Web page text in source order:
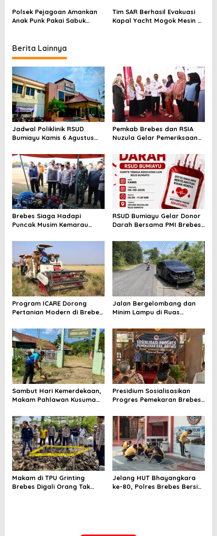
n
Operasi SAR
Persatuan
Polsek Pejagoan Amankan
Anak Punk Pakai Sabuk
Tim SAR Berhasil Evakuasi
Kapal Yacht Mogok Mesin di
Berita Lainnya
Jadwal Poliklinik RSUD
Bumiayu Kamis 6 Agustus
Dokter Sebelum Berkunjung
Pemkab Brebes dan RSIA
Nuzula Gelar Pemeriksaan
Perkuat Kesehatan Ibu dan
Bayi
Brebes Siaga Hadapi
Puncak Musim Kemarau
Kesiapsiagaan Bencana dan
Karhutla
RSUD Bumiayu Gelar Donor
Darah Bersama PMI Brebes
Indonesia
Program ICARE Dorong
Pertanian Modern di Brebes,
Tembus 10,2 Ton per Hektare
Jalan Bergelombang dan
Minim Lampu di Ruas
Telan Korban, Innova
Hantam Pohon di
Bantarkawung
Sambut Hari Kemerdekaan,
Makam Pahlawan Kusuma
Dibersihkan
Presidium Sosialisasikan
Progres Pemekaran Brebes
Pansus DPRD Jateng Jadi
Tahap Berikutnya
Makam di TPU Grinting
Brebes Digali Orang Tak
Jelang HUT Bhayangkara
ke-80, Polres Brebes Bersih-